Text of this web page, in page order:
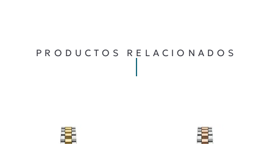
PRODUCTOS RELACIONADOS